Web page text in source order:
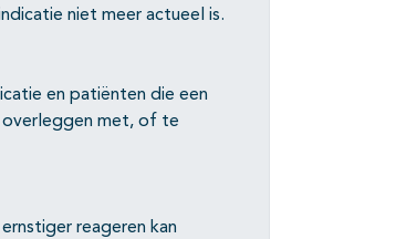
niet meer actueel is.
en patiënten die een
overleggen met, of te
reageren kan